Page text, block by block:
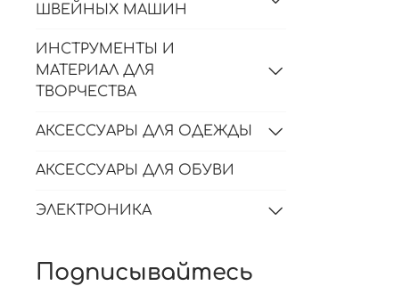
ШВЕЙНЫХ МАШИН
ИНСТРУМЕНТЫ И
МАТЕРИАЛ ДЛЯ
ТВОРЧЕСТВА
АКСЕССУАРЫ ДЛЯ ОДЕЖДЫ
АКСЕССУАРЫ ДЛЯ ОБУВИ
ЭЛЕКТРОНИКА
Подписывайтесь